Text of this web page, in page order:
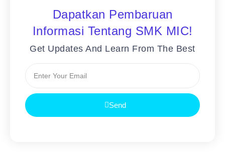
Dapatkan Pembaruan
Informasi Tentang SMK MIC!
Get Updates And Learn From The Best
Send